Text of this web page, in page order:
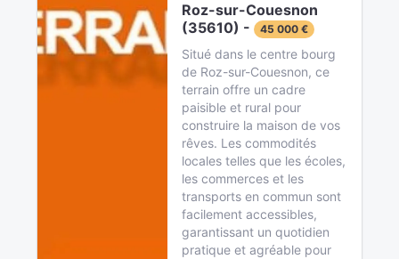
Roz-sur-Couesnon
(35610) -
45 000 €
Situé dans le centre bourg
de Roz-sur-Couesnon, ce
terrain offre un cadre
paisible et rural pour
construire la maison de vos
rêves. Les commodités
locales telles que les écoles,
les commerces et les
transports en commun sont
facilement accessibles,
garantissant un quotidien
pratique et agréable pour